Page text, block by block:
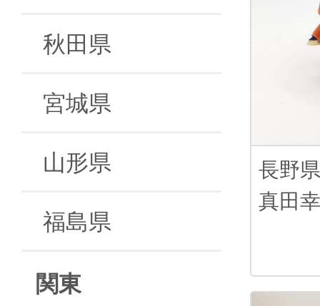
秋田県
宮城県
山形県
福島県
関東
長野県
真田